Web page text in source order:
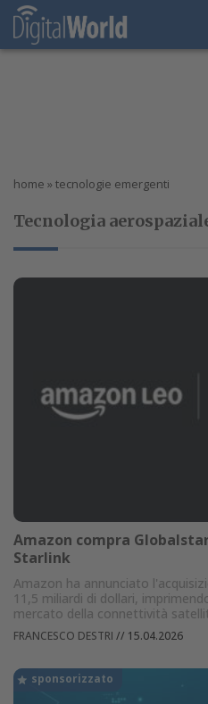
home » tecnologie emergenti
Tecnologia
Amazon compra
Starlink
Amazon ha annunciato
11,5 miliardi di dollari,
mercato della connettività
FRANCESCO DESTRI // 15.04.2026